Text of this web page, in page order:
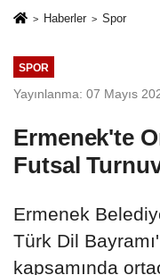
Haberler Spor
SPOR
Yayınlanma: 07 Mayıs
Ermenek'te
Futsal
Ermenek
Türk Dil
kapsamında